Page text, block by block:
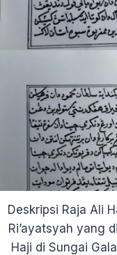
Deskripsi Raja Ali
Ri’ayatsyah yang
Haji di Sungai